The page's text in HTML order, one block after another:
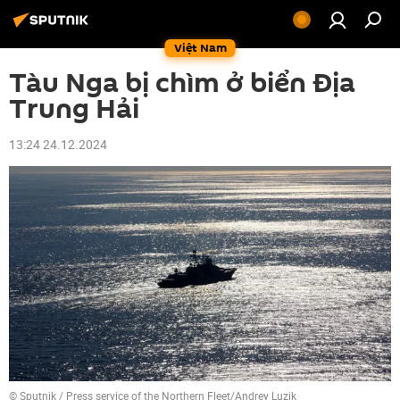
Việt Nam
Tàu Nga bị chìm ở biển Địa
Trung Hải
13:24 24.12.2024
© Sputnik / Press service of the Northern Fleet/Andrey Luzik